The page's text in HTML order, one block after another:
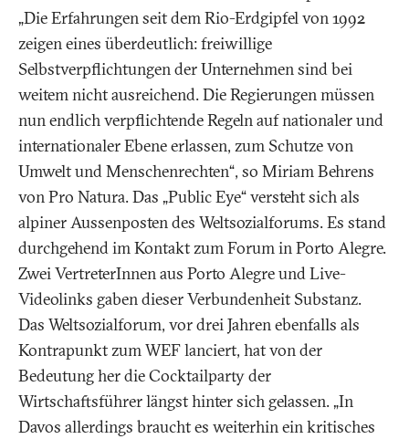
„Die Erfahrungen seit dem Rio-Erdgipfel von 1992
zeigen eines überdeutlich: freiwillige
Selbstverpflichtungen der Unternehmen sind bei
weitem nicht ausreichend. Die Regierungen müssen
nun endlich verpflichtende Regeln auf nationaler und
internationaler Ebene erlassen, zum Schutze von
Umwelt und Menschenrechten“, so Miriam Behrens
von Pro Natura. Das „Public Eye“ versteht sich als
alpiner Aussenposten des Weltsozialforums. Es stand
durchgehend im Kontakt zum Forum in Porto Alegre.
Zwei VertreterInnen aus Porto Alegre und Live-
Videolinks gaben dieser Verbundenheit Substanz.
Das Weltsozialforum, vor drei Jahren ebenfalls als
Kontrapunkt zum WEF lanciert, hat von der
Bedeutung her die Cocktailparty der
Wirtschaftsführer längst hinter sich gelassen. „In
Davos allerdings braucht es weiterhin ein kritisches